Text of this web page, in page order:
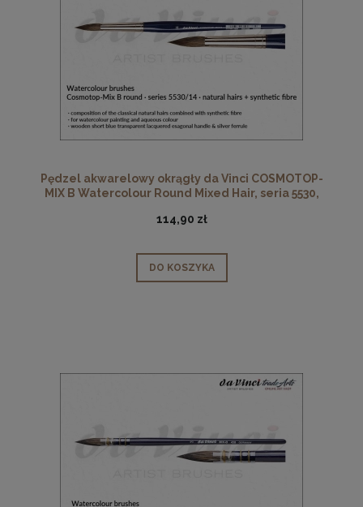
Pędzel akwarelowy okrągły da Vinci COSMOTOP-
MIX B Watercolour Round Mixed Hair, seria 5530,
114,90 zł
DO KOSZYKA